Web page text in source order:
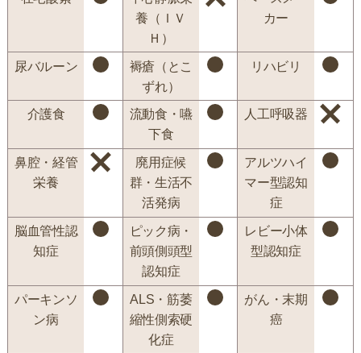
養（ＩＶ
Ｈ）
カー
尿バルーン
褥瘡（とこ
ずれ）
リハビリ
介護食
流動食・嚥
下食
人工呼吸器
鼻腔・経管
栄養
廃用症候
群・生活不
活発病
アルツハイ
マー型認知
症
脳血管性認
知症
ピック病・
前頭側頭型
認知症
レビー小体
型認知症
パーキンソ
ン病
ALS・筋萎
縮性側索硬
化症
がん・末期
癌